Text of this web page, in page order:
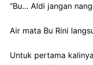
“Bu… Aldi jangan
Air mata Bu Rini
Untuk pertama